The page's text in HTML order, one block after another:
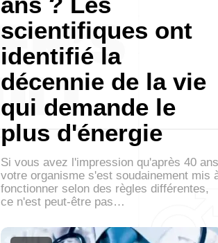
scientifiques ont
identifié la
décennie de la vie
qui demande le
plus d'énergie
Si vous avez l'impression qu'après 40 ans
votre organisme s'est soudainement mis
fonctionner selon des règles différentes,
ce n'est peut-être pas…